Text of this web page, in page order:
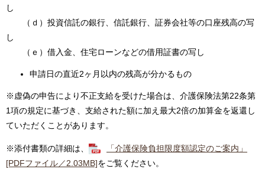
し
（ｄ）投資信託の銀行、信託銀行、証券会社等の口座残高の写
し
（ｅ）借入金、住宅ローンなどの借用証書の写し
申請日の直近2ヶ月以内の残高が分かるもの
※虚偽の申告により不正支給を受けた場合は、介護保険法第22条第
1項の規定に基づき、支給された額に加え最大2倍の加算金を返還し
ていただくことがあります。
※添付書類の詳細は、
「介護保険負担限度額認定のご案内」
[PDFファイル／2.03MB]をご覧ください。